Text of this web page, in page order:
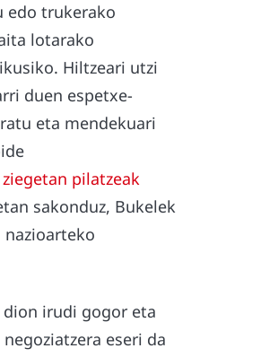
edo trukerako
lotarako
Hiltzeari utzi
duen espetxe-
eta mendekuari
pilatzeak
sakonduz, Bukelek
nazioarteko
irudi gogor eta
eseri da